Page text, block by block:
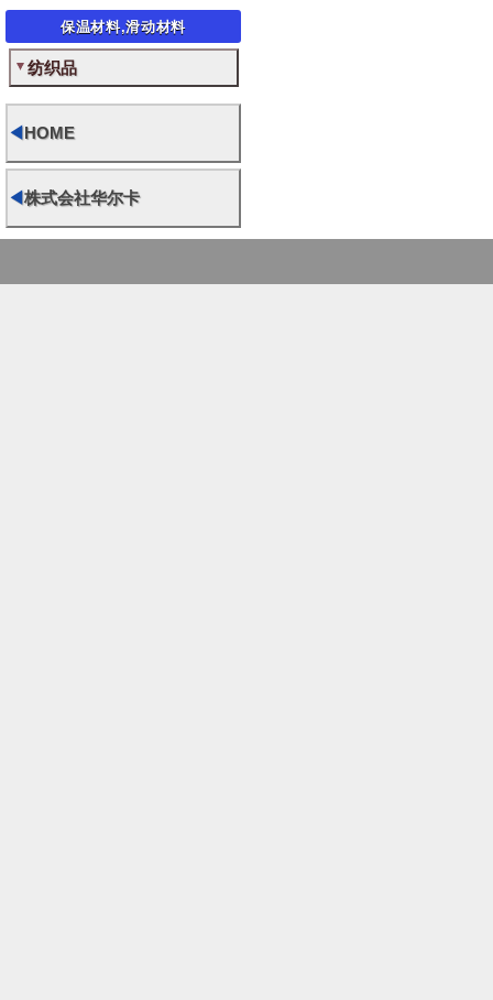
保温材料,滑动材料
纺织品
◀HOME
◀株式会社华尔卡